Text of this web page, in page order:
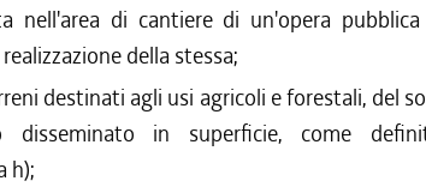
nell'area di cantiere di un'opera
della stessa;
destinati agli usi agricoli e forestali, del
disseminato in superficie, come
h);